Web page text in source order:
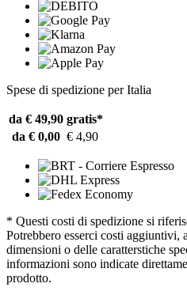
Spese di spedizione per Italia
da € 49,90 gratis*
da € 0,00 € 4,90
* Questi costi di spedizione si
Potrebbero esserci costi aggiuntivi,
dimensioni o delle caratterstiche
informazioni sono indicate
prodotto.